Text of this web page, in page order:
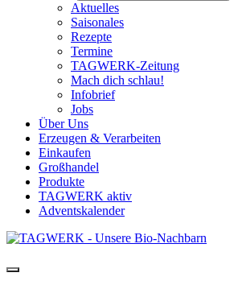
Aktuelles
Saisonales
Rezepte
Termine
TAGWERK-Zeitung
Mach dich schlau!
Infobrief
Jobs
Über Uns
Erzeugen & Verarbeiten
Einkaufen
Großhandel
Produkte
TAGWERK aktiv
Adventskalender